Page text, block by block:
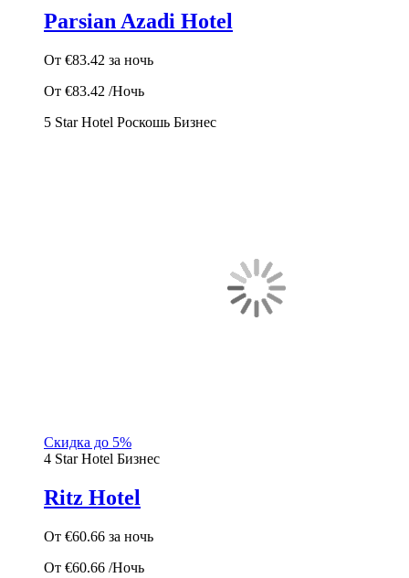
Parsian Azadi Hotel
От €83.42 за ночь
От €83.42 /Ночь
5 Star Hotel Роскошь Бизнес
Скидка до 5%
4 Star Hotel Бизнес
Ritz Hotel
От €60.66 за ночь
От €60.66 /Ночь